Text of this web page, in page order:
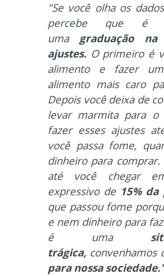
"Se você olha os
percebe que é
uma graduação na
ajustes. O primeiro é
alimento e fazer
alimento mais caro
Depois vocêdeixa de
levar marmita para o
fazer esses ajustes
você passa fome,
dinheiro para comprar.
até você chegar
expressivo de 15%
que passou fome
e nem dinheiro para
é uma
trágica, convenhamos
para nossa